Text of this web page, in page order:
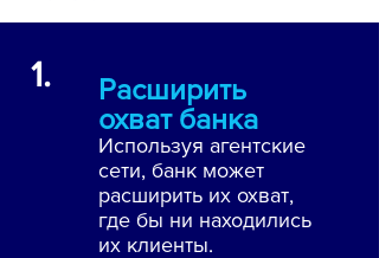
1.
Расширить
охват банка
Используя агентские
сети, банк может
расширить их охват,
где бы ни находились
их клиенты.